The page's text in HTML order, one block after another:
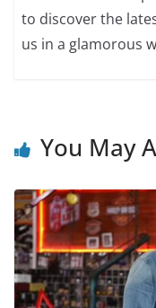
to discover the
us in a glamorous
You May